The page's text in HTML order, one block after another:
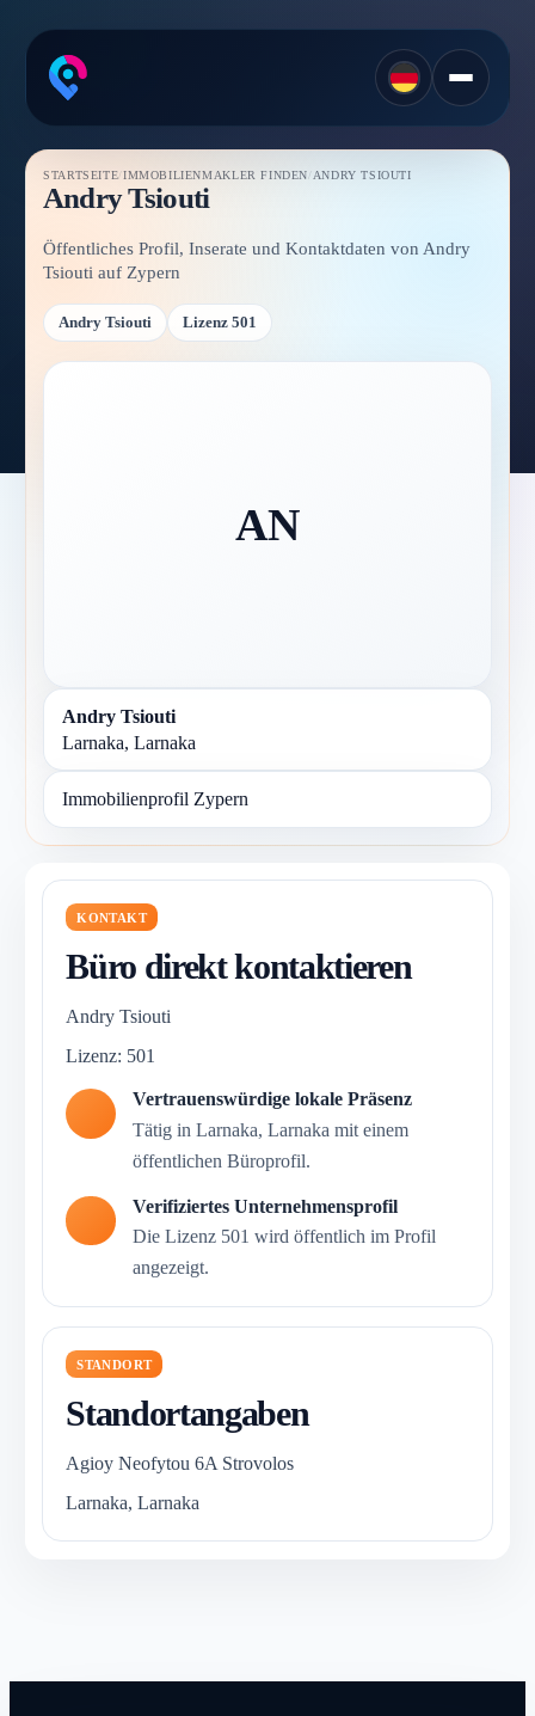
STARTSEITE/IMMOBILIENMAKLER FINDEN /ANDRY TSIOUTI
Andry Tsiouti
Öffentliches Profil, Inserate und Kontaktdaten von Andry
Tsiouti auf Zypern
Andry Tsiouti Lizenz 501
AN
Andry Tsiouti
Larnaka, Larnaka
Immobilienprofil Zypern
KONTAKT
Büro direkt kontaktieren
Andry Tsiouti
Lizenz: 501
Vertrauenswürdige lokale Präsenz
Tätig in Larnaka, Larnaka mit einem
öffentlichen Büroprofil.
Verifiziertes Unternehmensprofil
Die Lizenz 501 wird öffentlich im Profil
angezeigt.
STANDORT
Standortangaben
Agioy Neofytou 6A Strovolos
Larnaka, Larnaka